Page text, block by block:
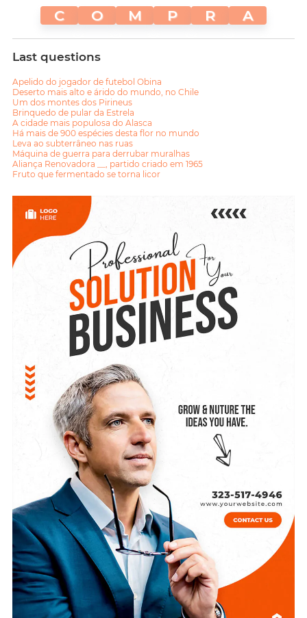
C O M P R A
Last questions
Apelido do jogador de futebol Obina
Deserto mais alto e árido do mundo, no Chile
Um dos montes dos Pirineus
Brinquedo de pular da Estrela
A cidade mais populosa do Alasca
Há mais de 900 espécies desta flor no mundo
Leva ao subterrâneo nas ruas
Máquina de guerra para derrubar muralhas
Aliança Renovadora __, partido criado em 1965
Fruto que fermentado se torna licor